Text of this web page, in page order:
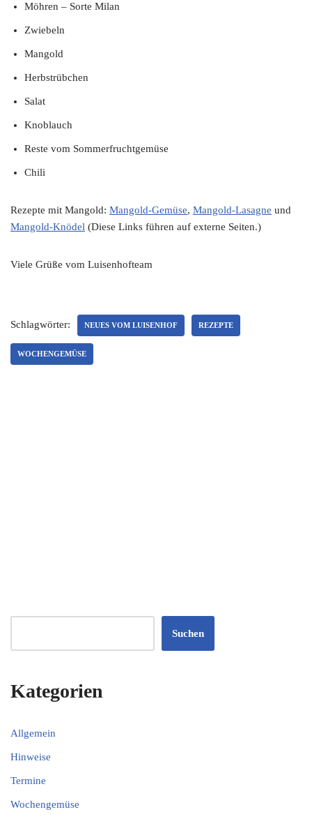
Möhren – Sorte Milan
Zwiebeln
Mangold
Herbstrübchen
Salat
Knoblauch
Reste vom Sommerfruchtgemüse
Chili
Rezepte mit Mangold: Mangold-Gemüse, Mangold-Lasagne und
Mangold-Knödel (Diese Links führen auf externe Seiten.)
Viele Grüße vom Luisenhofteam
Schlagwörter: NEUES VOM LUISENHOF REZEPTE
WOCHENGEMÜSE
Suchen
Kategorien
Allgemein
Hinweise
Termine
Wochengemüse